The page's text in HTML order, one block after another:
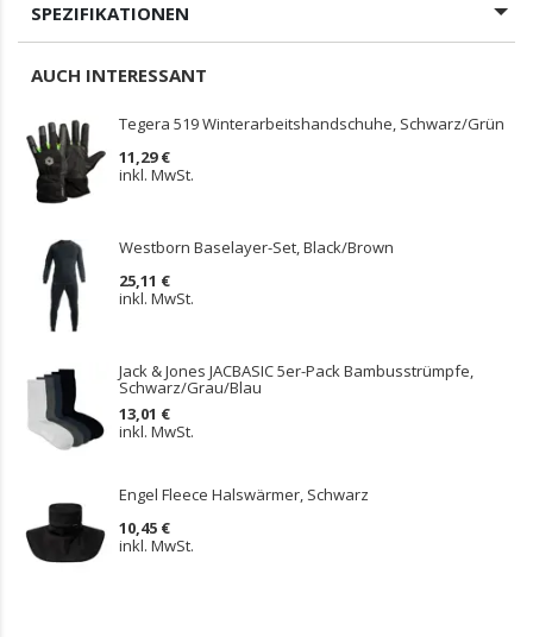
SPEZIFIKATIONEN
AUCH INTERESSANT
Tegera 519 Winterarbeitshandschuhe, Schwarz/Grün
11,29 €
inkl. MwSt.
Westborn Baselayer-Set, Black/Brown
25,11 €
inkl. MwSt.
Jack & Jones JACBASIC 5er-Pack Bambusstrümpfe,
Schwarz/Grau/Blau
13,01 €
inkl. MwSt.
Engel Fleece Halswärmer, Schwarz
10,45 €
inkl. MwSt.